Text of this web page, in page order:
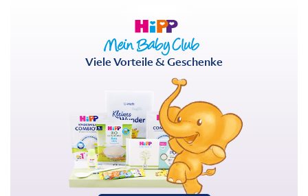
Viele Vorteile & Geschenke